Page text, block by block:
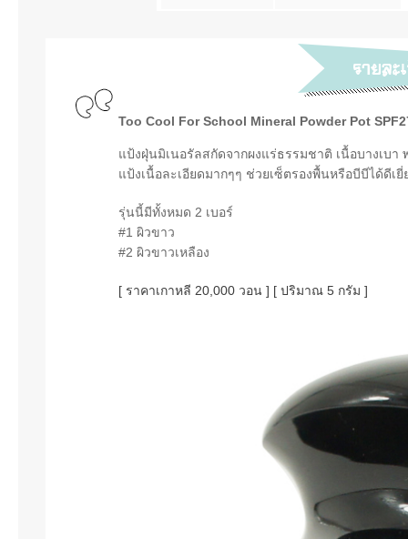
Too Cool For School Mineral Powder Pot
แป้งฝุ่นมิเนอรัลสกัดจากผงแร่ธรรมชาติ เนื้อบางเบา
แป้งเนื้อละเอียดมากๆๆ ช่วยเซ็ตรองพื้นหรือบีบีได้ดี
รุ่นนี้มีทั้งหมด 2 เบอร์
#1 ผิวขาว
#2 ผิวขาวเหลือง
[ ราคาเกาหลี 20,000 วอน ] [ ปริมาณ 5 กรัม ]